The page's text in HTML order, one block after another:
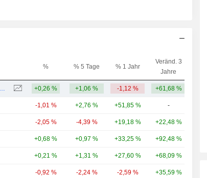
% % 5 Tage % 1 Jahr
Veränd. 3
Jahre
+0,26 % +1,06 % -1,12 % +61,68 %
-1,01 % +2,76 % +51,85 % -
-2,05 % -4,39 % +19,18 % +22,48 %
+0,68 % +0,97 % +33,25 % +92,48 %
+0,21 % +1,31 % +27,60 % +68,09 %
-0,92 % -2,24 % -2,59 % +35,59 %